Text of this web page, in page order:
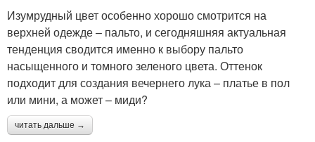
Изумрудный цвет особенно хорошо смотрится на
верхней одежде – пальто, и сегодняшняя актуальная
тенденция сводится именно к выбору пальто
насыщенного и томного зеленого цвета. Оттенок
подходит для создания вечернего лука – платье в пол
или мини, а может – миди?
читать дальше →